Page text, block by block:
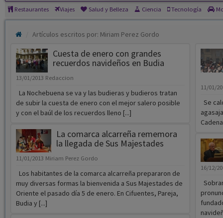
Restaurantes Viajes Salud y Belleza Ciencia Tecnología
Artículos escritos por: Miriam Perez Gordo
Cuesta de enero con grandes
recuerdos navideños en Budia
13/01/2013 Redaccion
La Nochebuena se va y las budieras y budieros tratan
de subir la cuesta de enero con el mejor salero posible
y con el baúl de los recuerdos lleno [...]
La comarca alcarreña rememora
la llegada de Sus Majestades
11/01/2013 Miriam Perez Gordo
Los habitantes de la comarca alcarreña prepararon de
muy diversas formas la bienvenida a Sus Majestades de
Oriente el pasado día 5 de enero. En Cifuentes, Pareja,
Budia y [...]
11/01/
Se
16/12/